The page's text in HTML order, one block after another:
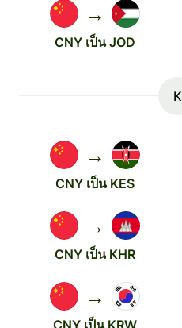
→
CNY เป็น JOD
K
→
CNY เป็น KES
→
CNY เป็น KHR
→
CNY เป็น KRW